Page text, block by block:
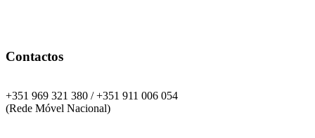
Contactos
+351 969 321 380 / +351 911 006 054
(Rede Móvel Nacional)